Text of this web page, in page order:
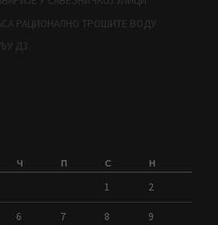
РАЦИОНАЛНО ТРОШИТЕ ВОДУ
Д3
Ч П С Н
1 2
6 7 8 9